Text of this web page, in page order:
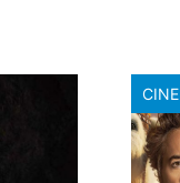
CINE